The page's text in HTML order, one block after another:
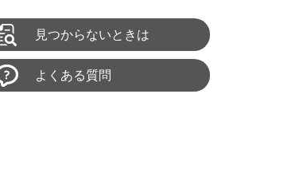
見つからないときは
よくある質問